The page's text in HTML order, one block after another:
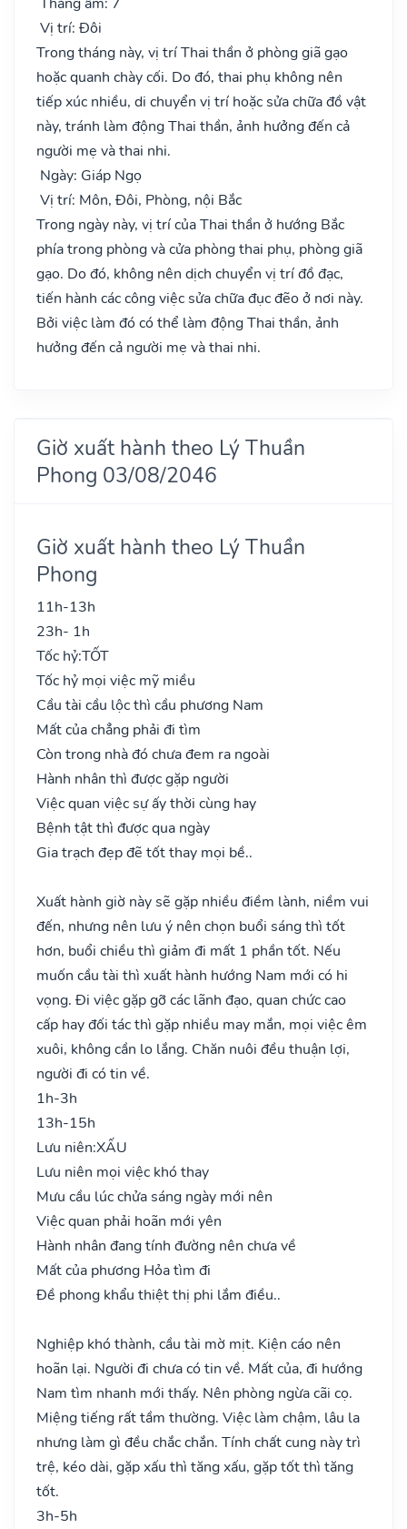
Vị trí: Đôi
Trong tháng này, vị trí Thai thần ở phòng giã gạo
hoặc quanh chày cối. Do đó, thai phụ không nên
tiếp xúc nhiều, di chuyển vị trí hoặc sửa chữa đồ vật
này, tránh làm động Thai thần, ảnh hưởng đến cả
người mẹ và thai nhi.
Ngày: Giáp Ngọ
Vị trí: Môn, Đôi, Phòng, nội Bắc
Trong ngày này, vị trí của Thai thần ở hướng Bắc
phía trong phòng và cửa phòng thai phụ, phòng giã
gạo. Do đó, không nên dịch chuyển vị trí đồ đạc,
tiến hành các công việc sửa chữa đục đẽo ở nơi này.
Bởi việc làm đó có thể làm động Thai thần, ảnh
hưởng đến cả người mẹ và thai nhi.
Giờ xuất hành theo Lý Thuần
Phong 03/08/2046
Giờ xuất hành theo Lý Thuần
Phong
11h-13h
23h- 1h
Tốc hỷ:TỐT
Tốc hỷ mọi việc mỹ miều
Cầu tài cầu lộc thì cầu phương Nam
Mất của chẳng phải đi tìm
Còn trong nhà đó chưa đem ra ngoài
Hành nhân thì được gặp người
Việc quan việc sự ấy thời cùng hay
Bệnh tật thì được qua ngày
Gia trạch đẹp đẽ tốt thay mọi bề..
Xuất hành giờ này sẽ gặp nhiều điềm lành, niềm vui
đến, nhưng nên lưu ý nên chọn buổi sáng thì tốt
hơn, buổi chiều thì giảm đi mất 1 phần tốt. Nếu
muốn cầu tài thì xuất hành hướng Nam mới có hi
vọng. Đi việc gặp gỡ các lãnh đạo, quan chức cao
cấp hay đối tác thì gặp nhiều may mắn, mọi việc êm
xuôi, không cần lo lắng. Chăn nuôi đều thuận lợi,
người đi có tin về.
1h-3h
13h-15h
Lưu niên:XẤU
Lưu niên mọi việc khó thay
Mưu cầu lúc chửa sáng ngày mới nên
Việc quan phải hoãn mới yên
Hành nhân đang tính đường nên chưa về
Mất của phương Hỏa tìm đi
Đề phong khẩu thiệt thị phi lắm điều..
Nghiệp khó thành, cầu tài mờ mịt. Kiện cáo nên
hoãn lại. Người đi chưa có tin về. Mất của, đi hướng
Nam tìm nhanh mới thấy. Nên phòng ngừa cãi cọ.
Miệng tiếng rất tầm thường. Việc làm chậm, lâu la
nhưng làm gì đều chắc chắn. Tính chất cung này trì
trệ, kéo dài, gặp xấu thì tăng xấu, gặp tốt thì tăng
tốt.
3h-5h